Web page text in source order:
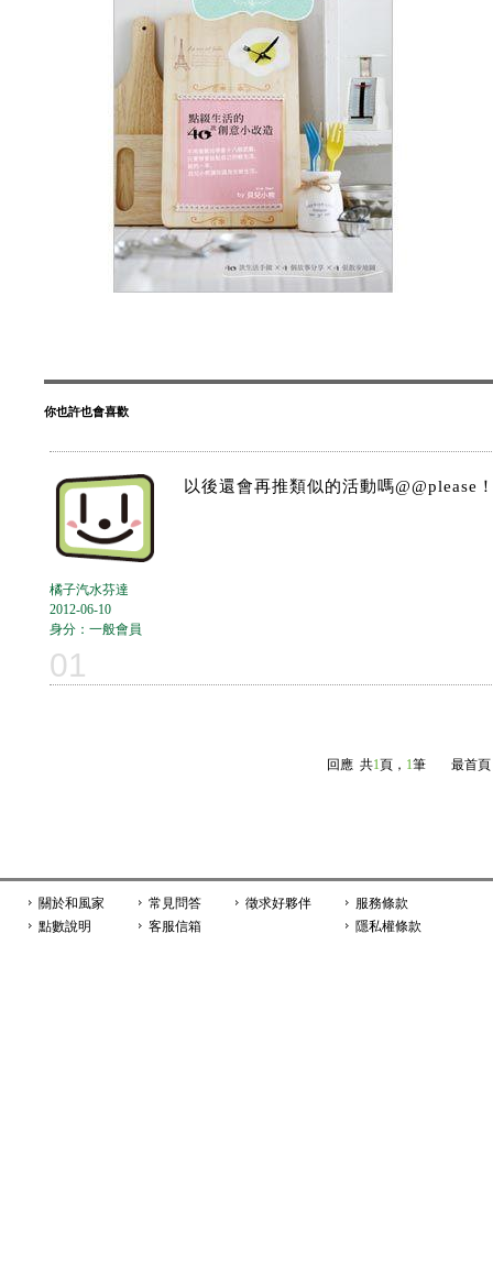
你也許也會喜歡
橘子汽水芬達
2012-06-10
身分：一般會員
01
以後還會再推類似的活動嗎@@please
回應共1頁， 1筆 最首
關於和風家
點數說明
常見問答
客服信箱
徵求好夥伴
服務條款
隱私權條款